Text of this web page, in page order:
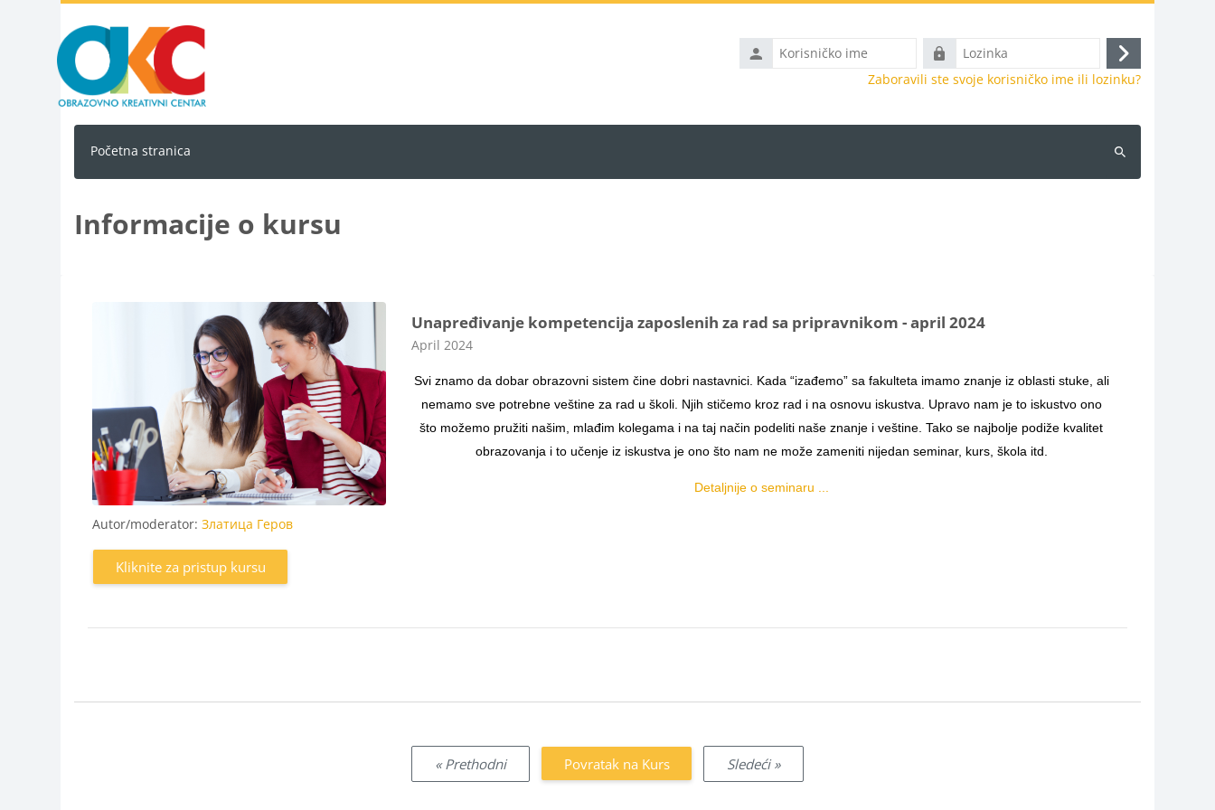
Korisničko
ime
Lozinka
Prijava
Zaboravili ste svoje korisničko ime ili lozinku?
Početna stranica
Pretraži
kurseve
Informacije o kursu
Unapređivanje kompetencija zaposlenih za rad sa pripravnikom - april 2024
Kategorija kursa
April 2024
Svi znamo da dobar obrazovni sistem čine dobri nastavnici. Kada “izađemo” sa fakulteta imamo znanje iz oblasti stuke, ali
nemamo sve potrebne veštine za rad u školi. Njih stičemo kroz rad i na osnovu iskustva. Upravo nam je to iskustvo ono
što možemo pružiti našim, mlađim kolegama i na taj način podeliti naše znanje i veštine. Tako se najbolje podiže kvalitet
obrazovanja i to učenje iz iskustva je ono što nam ne može zameniti nijedan seminar, kurs, škola itd.
Detaljnije o seminaru ...
Autor/moderator:Златица Геров
Kliknite za pristup kursu
« Prethodni Povratak na Kurs Sledeći »